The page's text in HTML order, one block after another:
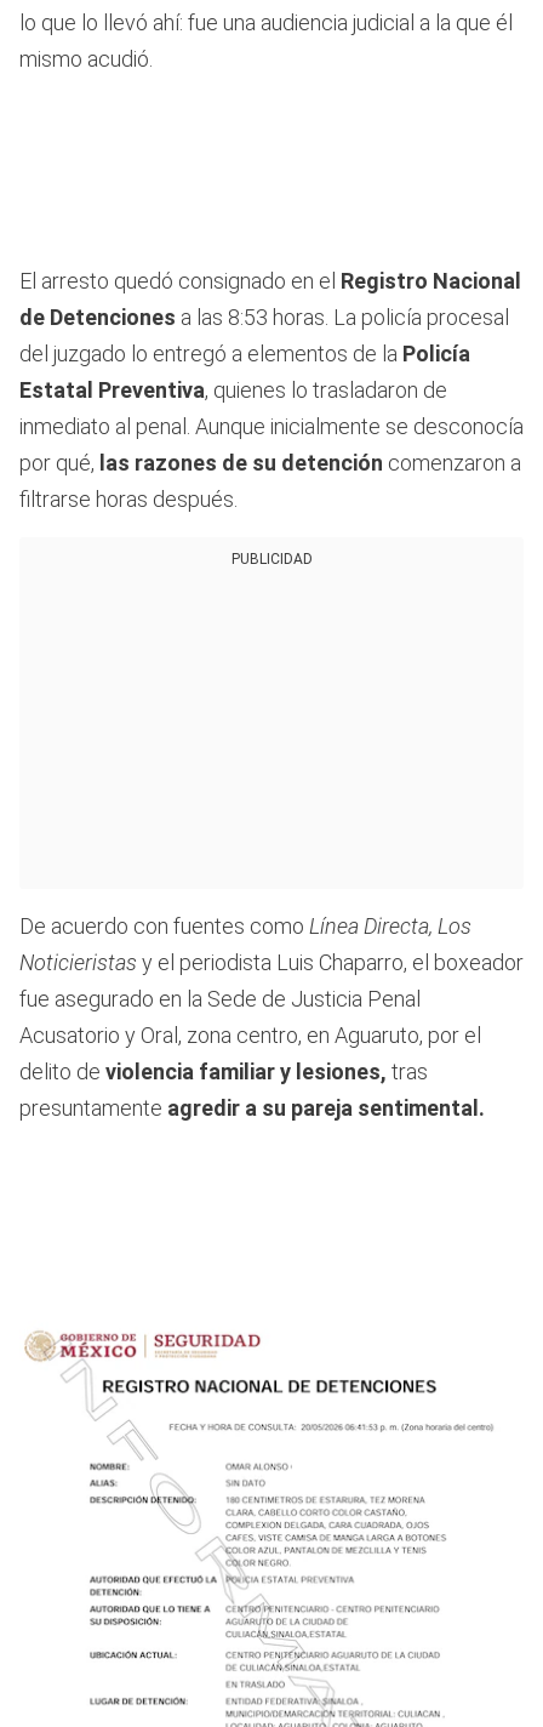
lo que lo llevó ahí: fue una audiencia judicial a la que él
mismo acudió.
El arresto quedó consignado en el Registro Nacional
de Detenciones a las 8:53 horas. La policía procesal
del juzgado lo entregó a elementos de la Policía
Estatal Preventiva, quienes lo trasladaron de
inmediato al penal. Aunque inicialmente se desconocía
por qué, las razones de su detención comenzaron a
filtrarse horas después.
PUBLICIDAD
De acuerdo con fuentes como Línea Directa, Los
Noticieristas y el periodista Luis Chaparro, el boxeador
fue asegurado en la Sede de Justicia Penal
Acusatorio y Oral, zona centro, en Aguaruto, por el
delito de violencia familiar y lesiones, tras
presuntamente agredir a su pareja sentimental.